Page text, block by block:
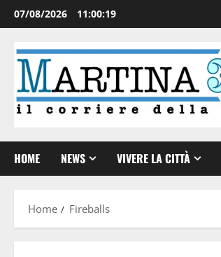
07/08/2026 11:00:20
HOME NEWS VIVERE LA CITTÀ
Home Fireballs